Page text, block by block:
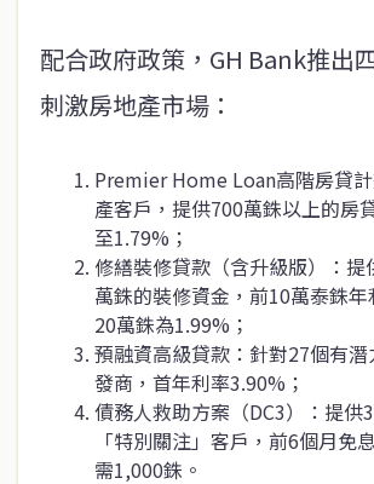
配合政府政策，GH Bank推出
刺激房地產市場：
Premier Home Loan高階房貸
產客戶，提供700萬銖以上的房
至1.79%；
修繕裝修貸款（含升級版）：提
萬銖的裝修資金，前10萬泰銖
20萬銖為1.99%；
預融資高級貸款：針對27個有
發商，首年利率3.90%；
債務人救助方案（DC3）：提供
「特別關注」客戶，前6個月免
需1,000銖。